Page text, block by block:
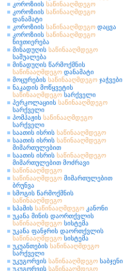
კოროზიის საწინააღმდეგო
კოროზიის საწინააღმდეგო
დანამატი
კოროზიის საწინააღმდეგო დაცვა
კოროზიის საწინააღმდეგო
ნივთიერება
მინადუღის საწინააღმდეგო
საშუალება
მინადუღის წარმოქმნის
საწინააღმდეგო დანამატი
მოცურების საწინააღმდეგო ჯაჭვები
ნაკადის მოწყვეტის
საწინააღმდეგო სარქველი
პერკოლაციის საწინააღმდეგო
სარქველი
პომპაჟის საწინააღმდეგო
სარქველი
საათის ისრის საწინააღმდეგო
საათის ისრის საწინააღმდეგო
მიმართულებით
საათის ისრის საწინააღმდეგო
მიმართულებით მოძრავი
საწინააღმდეგო
საწინააღმდეგო მიმართულებით
ბრუნვა
სმოგის წარმოქმნის
საწინააღმდეგო
სპამის საწინააღმდეგო კანონი
უკანა მინის დაორთქვლის
საწინააღმდეგო სისტემა
უკანა ფანჯრის დაორთქვლის
საწინააღმდეგო სისტემა
უკუანთების საწინააღმდეგო
სარქველი
უკუგორვის საწინააღმდეგო საბჯენი
უკუგორვის საწინააღმდეგო